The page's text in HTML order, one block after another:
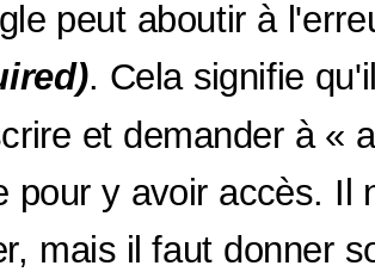
peut aboutir à
. Cela signifie
et demander à «
pour y avoir accès. Il
mais il faut donner